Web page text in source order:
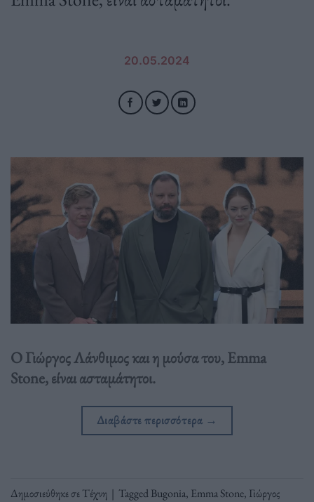
20.05.2024
Ο Γιώργος Λάνθιμος και η μούσα του, Emma
Stone, είναι ασταμάτητοι.
Διαβάστε περισσότερα →
Δημοσιεύθηκε σεΤέχνη | TaggedBugonia, Emma Stone, Γιώργος